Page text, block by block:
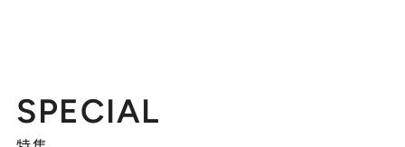
SPECIAL